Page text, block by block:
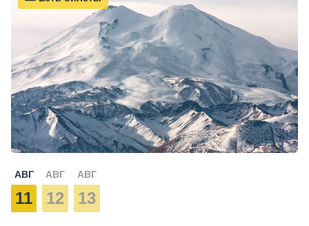
АВГ
11
АВГ
12
АВГ
13